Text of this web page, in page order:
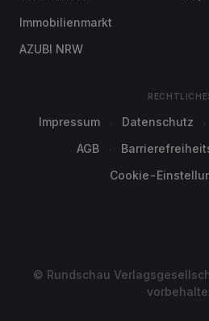
Immobilienmarkt
AZUBI NRW
Impressum Datenschutz
AGB
Cookie-
© Rundschau